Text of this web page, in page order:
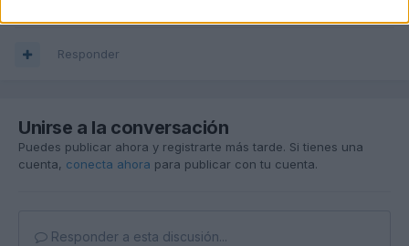
Responder
Unirse a la conversación
Puedes publicar ahora y registrarte más tarde. Si tienes una
cuenta, conecta ahora para publicar con tu cuenta.
Responder a esta discusión...